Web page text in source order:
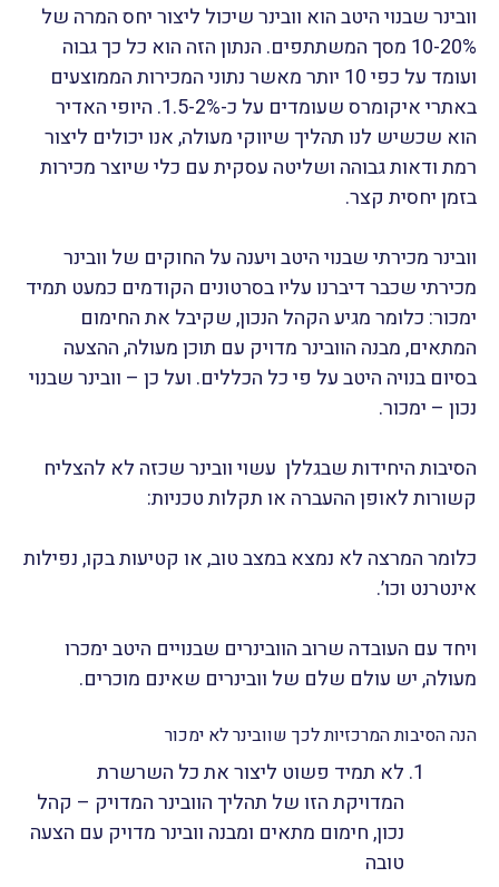
וובינר שבנוי היטב הוא וובינר שיכול ליצור יחס המרה של
10-20% מסך המשתתפים. הנתון הזה הוא כל כך גבוה
ועומד על כפי 10 יותר מאשר נתוני המכירות הממוצעים
באתרי איקומרס שעומדים על כ-1.5-2%. היופי האדיר
הוא שכשיש לנו תהליך שיווקי מעולה, אנו יכולים ליצור
רמת ודאות גבוהה ושליטה עסקית עם כלי שיוצר מכירות
בזמן יחסית קצר.
וובינר מכירתי שבנוי היטב ויענה על החוקים של וובינר
מכירתי שכבר דיברנו עליו בסרטונים הקודמים כמעט תמיד
ימכור: כלומר מגיע הקהל הנכון, שקיבל את החימום
המתאים, מבנה הוובינר מדויק עם תוכן מעולה, ההצעה
בסיום בנויה היטב על פי כל הכללים. ועל כן – וובינר שבנוי
נכון – ימכור.
הסיבות היחידות שבגללן עשוי וובינר שכזה לא להצליח
קשורות לאופן ההעברה או תקלות טכניות:
כלומר המרצה לא נמצא במצב טוב, או קטיעות בקו, נפילות
אינטרנט וכו׳.
ויחד עם העובדה שרוב הוובינרים שבנויים היטב ימכרו
מעולה, יש עולם שלם של וובינרים שאינם מוכרים.
הנה הסיבות המרכזיות לכך שוובינר לא ימכור
לא תמיד פשוט ליצור את כל השרשרת
המדויקת הזו של תהליך הוובינר המדויק – קהל
נכון, חימום מתאים ומבנה וובינר מדויק עם הצעה
טובה